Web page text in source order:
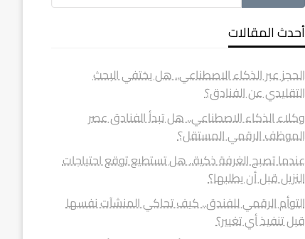
أحدث المقالات
الحجز عبر الذكاء الاصطناعي.. هل يختفي البحث
التقليدي عن الفنادق؟
وكلاء الذكاء الاصطناعي.. هل تبدأ الفنادق عصر
الموظف الرقمي المستقل؟
عندما تصبح الغرفة ذكية.. هل تستطيع توقع احتياجات
النزيل قبل أن يطلبها؟
التوأم الرقمي للفندق.. كيف تحاكي المنشآت نفسها
قبل تنفيذ أي تغيير؟